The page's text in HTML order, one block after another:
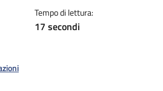
Tempo di lettura:
17 secondi